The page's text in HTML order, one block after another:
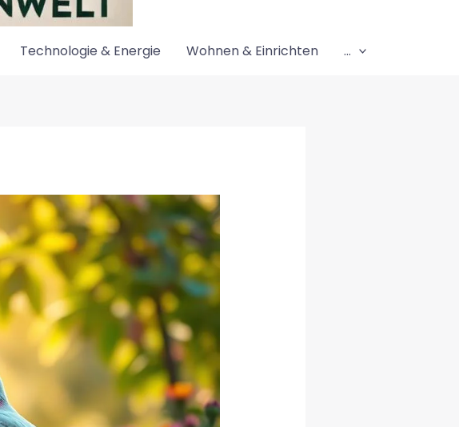
Technologie & Energie Wohnen & Einrichten …